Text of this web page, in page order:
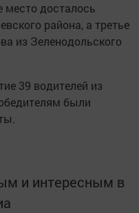
место досталось
района, а третье
из Зеленодольского
39 водителей из
были
и интересным в